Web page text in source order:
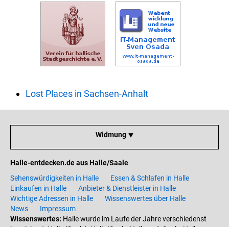
Lost Places in Sachsen-Anhalt
Widmung ⯆
Halle-entdecken.de aus Halle/Saale
Sehenswürdigkeiten in Halle
Essen & Schlafen in Halle
Einkaufen in Halle
Anbieter & Dienstleister in Halle
Wichtige Adressen in Halle
Wissenswertes über Halle
News
Impressum
Wissenswertes: Halle wurde im Laufe der Jahre verschiedenst